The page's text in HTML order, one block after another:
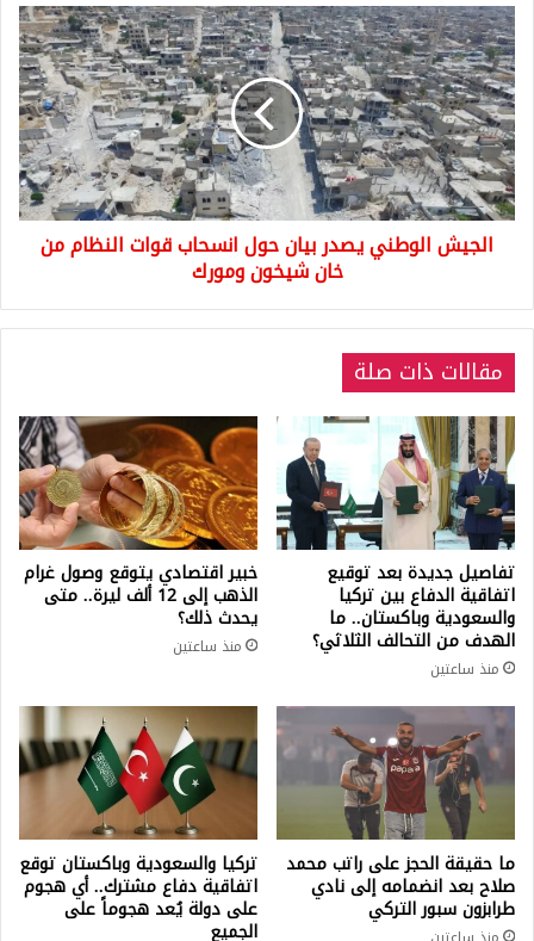
الجيش
الوطني
يصدر
بيان
حول
انسحاب
قوات
النظام
من
خانالجيش الوطني يصدر بيان حول انسحاب قوات النظام من
خان شيخون ومورك
مقالات ذات صلة
تفاصيل جديدة بعد توقيع
اتفاقية الدفاع بين تركيا
والسعودية وباكستان.. ما
الهدف من التحالف الثلاثي؟
منذ ساعتين
خبير اقتصادي يتوقع وصول غرام
الذهب إلى 12 ألف ليرة.. متى
يحدث ذلك؟
منذ ساعتين
ما حقيقة الحجز على راتب محمد
صلاح بعد انضمامه إلى نادي
طرابزون سبور التركي
تركيا والسعودية وباكستان توقع
اتفاقية دفاع مشترك.. أي هجوم
على دولة يُعد هجوماً على
الجميع